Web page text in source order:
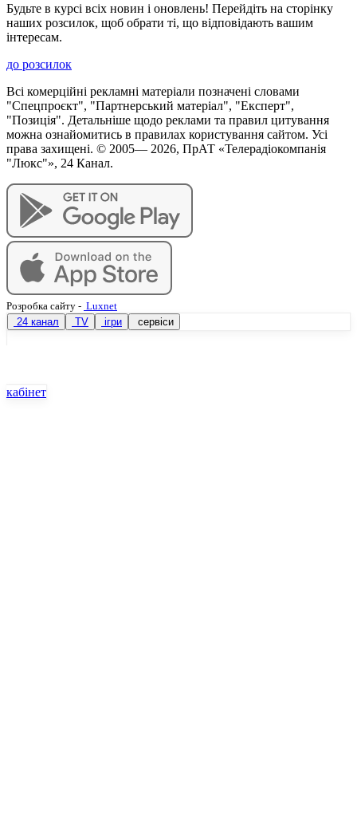
Будьте в курсі всіх новин і оновлень! Перейдіть на сторінку
наших розсилок, щоб обрати ті, що відповідають вашим
інтересам.
до розсилок
Всі комерційні рекламні матеріали позначені словами
"Спецпроєкт", "Партнерський матеріал", "Експерт",
"Позиція". Детальніше щодо реклами та правил цитування
можна ознайомитись в правилах користування сайтом. Усі
права захищені. © 2005— 2026, ПрАТ «Телерадіокомпанія
"Люкс"», 24 Канал.
Розробка сайту - Luxnet
24 канал
TV ігри сервіси
кабінет